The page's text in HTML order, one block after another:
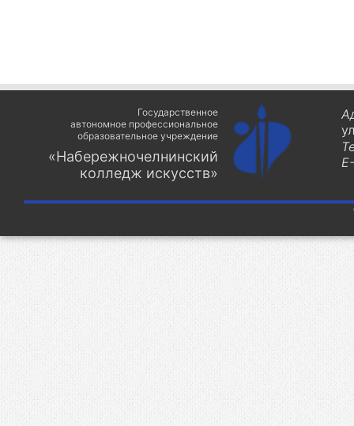
Государственное
автономное профессиональное
образовательное учреждение
«Набережночелнинский
колледж искусств»